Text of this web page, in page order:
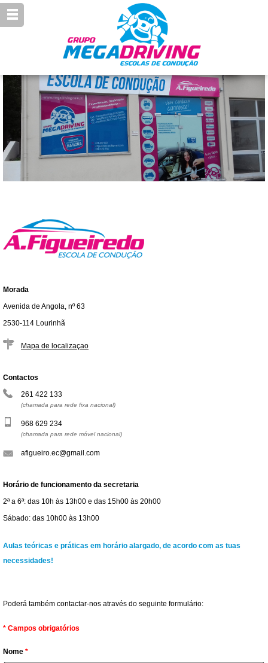
Morada
Avenida de Angola, nº 63
2530-114 Lourinhã
Mapa de localizaçao
Contactos
261 422 133
(chamada para rede fixa nacional)
968 629 234
(chamada para rede móvel nacional)
afigueiro.ec@gmail.com
Horário de funcionamento da secretaria
2ª a 6ª: das 10h às 13h00 e das 15h00 às 20h00
Sábado: das 10h00 às 13h00
Aulas teóricas e práticas em horário alargado, de acordo com as tuas
necessidades!
Poderá também contactar-nos através do seguinte formulário:
* Campos obrigatórios
Nome *